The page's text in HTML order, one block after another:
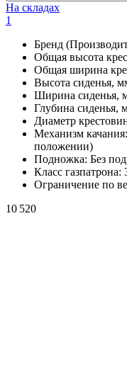
На складах
1
Бренд
Общая высота
Общая ширина
Высота сиденья,
Ширина сиденья,
Глубина сиденья,
Диаметр
Механизм качания:
положении)
Подножка: Без
Класс газпатрона:
Ограничение по
10 520